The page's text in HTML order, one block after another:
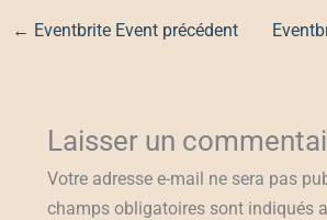
← Eventbrite Event précédent
Laisser un
Votre adresse e-mail ne sera pas
champs obligatoires sont indiqués